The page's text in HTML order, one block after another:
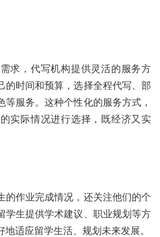
求，代写机构提供灵活的服务方
的时间和预算，选择全程代写、部
服务。这种个性化的服务方式，
实际情况进行选择，既经济又实
的作业完成情况，还关注他们的个
学生提供学术建议、职业规划等方
适应留学生活、规划未来发展。